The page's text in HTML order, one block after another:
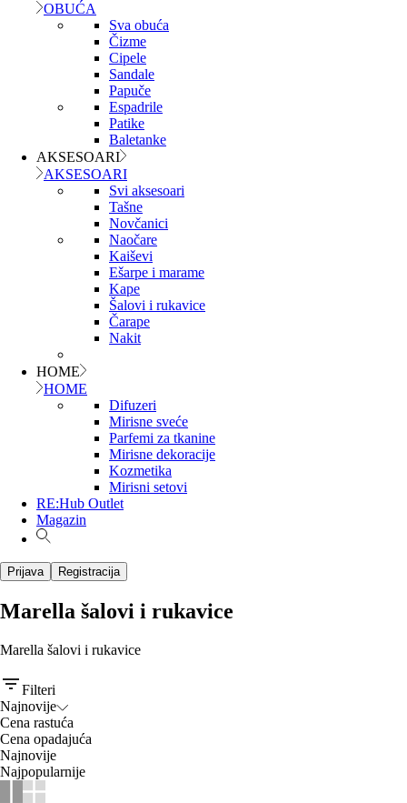
OBUĆA
Sva obuća
Čizme
Cipele
Sandale
Papuče
Espadrile
Patike
Baletanke
AKSESOARI
AKSESOARI
Svi aksesoari
Tašne
Novčanici
Naočare
Kaiševi
Ešarpe i marame
Kape
Šalovi i rukavice
Čarape
Nakit
HOME
HOME
Difuzeri
Mirisne sveće
Parfemi za tkanine
Mirisne dekoracije
Kozmetika
Mirisni setovi
RE:Hub Outlet
Magazin
Prijava Registracija
Marella šalovi i rukavice
Marella šalovi i rukavice
Filteri
Najnovije
Cena rastuća
Cena opadajuća
Najnovije
Najpopularnije